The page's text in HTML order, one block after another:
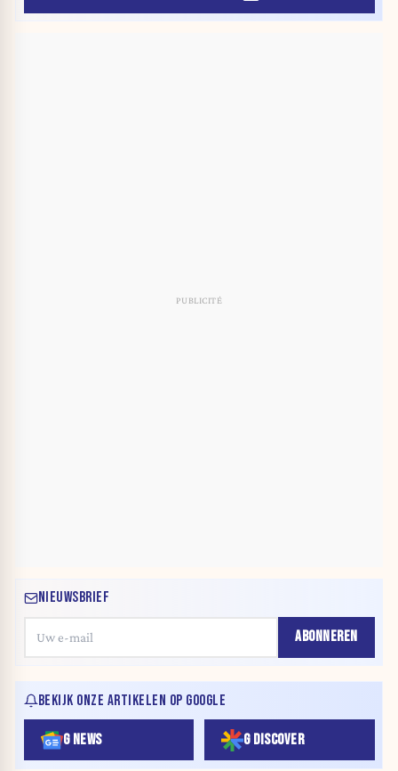
NIEUWSBRIEF
ABONNEREN
BEKIJK ONZE ARTIKELEN OP GOOGLE
G NEWS G DISCOVER